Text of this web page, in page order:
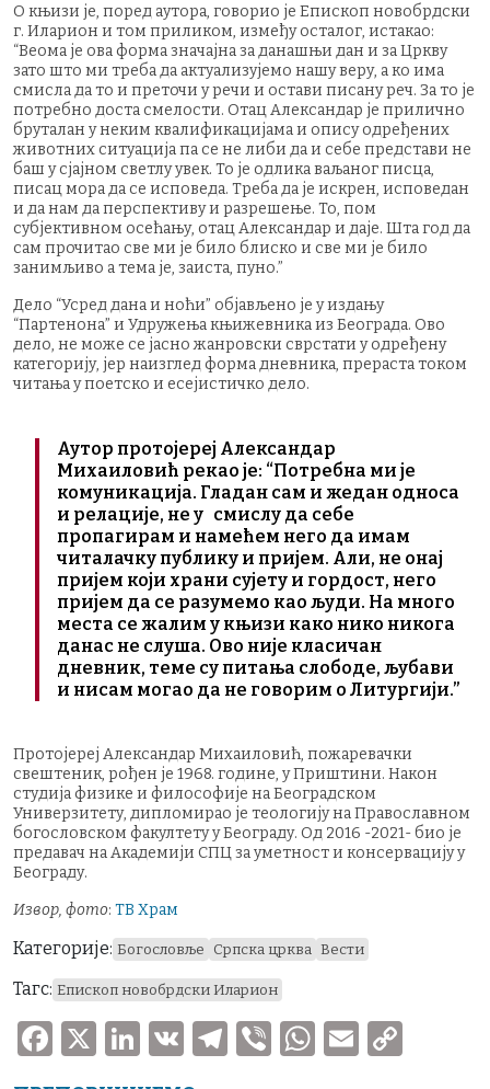
О књизи је, поред аутора, говорио је Епископ новобрдски
г. Иларион и том приликом, између осталог, истакао:
“Веома је ова форма значајна за данашњи дан и за Цркву
зато што ми треба да актуализујемо нашу веру, а ко има
смисла да то и преточи у речи и остави писану реч. За то је
потребно доста смелости. Отац Александар је прилично
бруталан у неким квалификацијама и опису одређених
животних ситуација па се не либи да и себе представи не
баш у сјајном светлу увек. То је одлика ваљаног писца,
писац мора да се исповеда. Треба да је искрен, исповедан
и да нам да перспективу и разрешење. То, пом
субјективном осећању, отац Александар и даје. Шта год да
сам прочитао све ми је било блиско и све ми је било
занимљиво а тема је, заиста, пуно.”
Дело “Усред дана и ноћи” објављено је у издању
“Партенона” и Удружења књижевника из Београда. Ово
дело, не може се јасно жанровски сврстати у одређену
категорију, јер наизглед форма дневника, прераста током
читања у поетско и есејистичко дело.
Аутор протојереј Александар
Михаиловић рекао је: “Потребна ми је
комуникација. Гладан сам и жедан односа
и релације, не у смислу да себе
пропагирам и намећем него да имам
читалачку публику и пријем. Али, не онај
пријем који храни сујету и гордост, него
пријем да се разумемо као људи. На много
места се жалим у књизи како нико никога
данас не слуша. Ово није класичан
дневник, теме су питања слободе, љубави
и нисам могао да не говорим о Литургији.”
Протојереј Александар Михаиловић, пожаревачки
свештеник, рођен је 1968. године, у Приштини. Након
студија физике и философије на Београдском
Универзитету, дипломирао је теологију на Православном
богословском факултету у Београду. Од 2016 -2021- био је
предавач на Академији СПЦ за уметност и консервацију у
Београду.
Извор, фото: ТВ Храм
Категорије: Богословље Српска црква Вести
Тагс: Епископ новобрдски Иларион
F
X
Li V
T
V
W E